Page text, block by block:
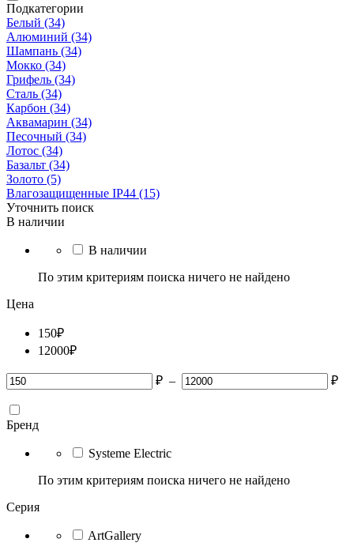
Подкатегории
Белый (34)
Алюминий (34)
Шампань (34)
Мокко (34)
Грифель (34)
Сталь (34)
Карбон (34)
Аквамарин (34)
Песочный (34)
Лотос (34)
Базальт (34)
Золото (5)
Влагозащищенные IP44 (15)
Уточнить поиск
В наличии
В наличии
По этим критериям поиска ничего не найдено
Цена
150₽
12000₽
₽ – ₽
Бренд
Systeme Electric
По этим критериям поиска ничего не найдено
Серия
ArtGallery